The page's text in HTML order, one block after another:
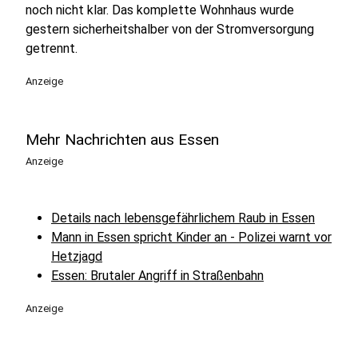
noch nicht klar. Das komplette Wohnhaus wurde
gestern sicherheitshalber von der Stromversorgung
getrennt.
Anzeige
Mehr Nachrichten aus Essen
Anzeige
Details nach lebensgefährlichem Raub in Essen
Mann in Essen spricht Kinder an - Polizei warnt vor
Hetzjagd
Essen: Brutaler Angriff in Straßenbahn
Anzeige